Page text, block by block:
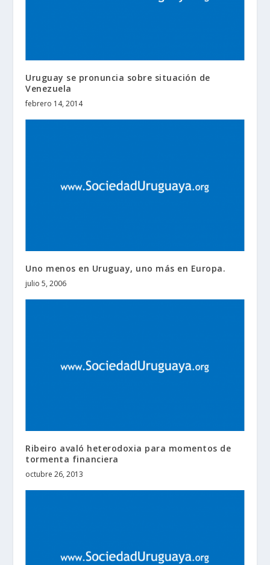
Uruguay se pronuncia sobre situación de
Venezuela
febrero 14, 2014
Uno menos en Uruguay, uno más en Europa.
julio 5, 2006
Ribeiro avaló heterodoxia para momentos de
tormenta financiera
octubre 26, 2013